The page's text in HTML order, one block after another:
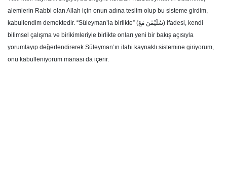
alemlerin Rabbi olan Allah için onun adına teslim olup bu sisteme girdim,
kabullendim demektedir. “Süleyman’la birlikte” (سُلَيْمٰنَ مَعَ) ifadesi, kendi
bilimsel çalışma ve birikimleriyle birlikte onları yeni bir bakış açısıyla
yorumlayıp değerlendirerek Süleyman’ın ilahi kaynaklı sistemine giriyorum,
onu kabulleniyorum manası da içerir.